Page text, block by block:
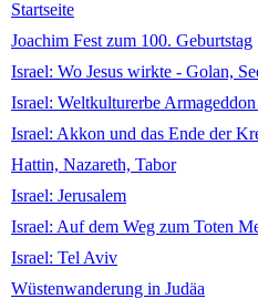
Startseite
Joachim Fest zum 100. Geburtstag
Israel: Wo Jesus wirkte - Golan,
Israel: Weltkulturerbe
Israel: Akkon und das Ende der
Hattin, Nazareth, Tabor
Israel: Jerusalem
Israel: Auf dem Weg zum Toten
Israel: Tel Aviv
Wüstenwanderung in Judäa